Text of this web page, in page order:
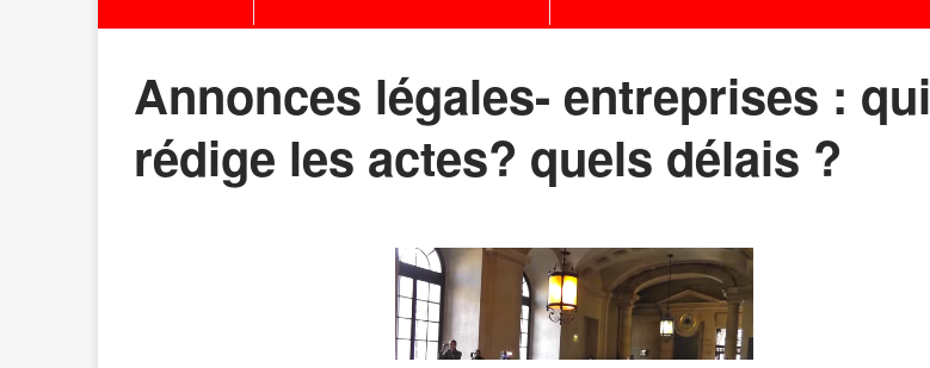
Annonces légales- entreprises : qui
rédige les actes? quels délais ?